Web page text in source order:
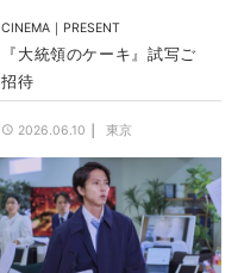
CINEMA PRESENT
『大統領のケーキ』試写ご
招待
2026.06.10 東京